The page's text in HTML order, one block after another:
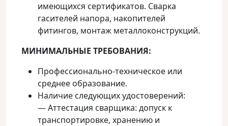
имеющихся сертификатов. Сварка
гасителей напора, накопителей
фитингов, монтаж металлоконструкций.
МИНИМАЛЬНЫЕ ТРЕБОВАНИЯ:
Профессионально-техническое или
среднее образование.
Наличие следующих удостоверений:
— Аттестация сварщика: допуск к
транспортировке, хранению и